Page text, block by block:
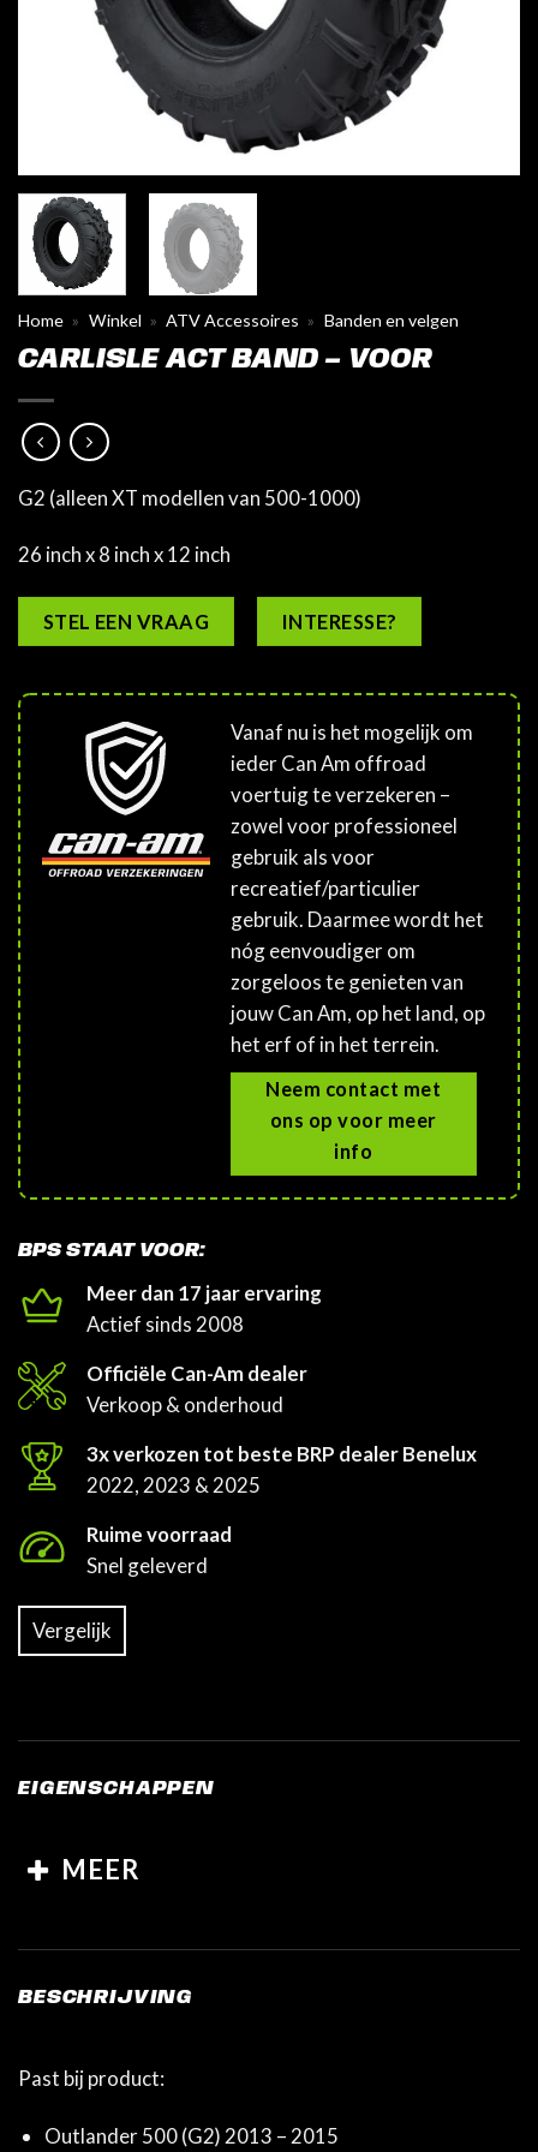
Home » Winkel » ATV Accessoires » Banden en velgen
CARLISLE ACT BAND – VOOR
G2 (alleen XT modellen van 500-1000)
26 inch x 8 inch x 12 inch
STEL EEN VRAAG INTERESSE?
Vanaf nu is het mogelijk om
ieder Can Am offroad
voertuig te verzekeren –
zowel voor professioneel
gebruik als voor
recreatief/particulier
gebruik. Daarmee wordt het
nóg eenvoudiger om
zorgeloos te genieten van
jouw Can Am, op het land, op
het erf of in het terrein.
Neem contact met
ons op voor meer
info
BPS STAAT VOOR:
Meer dan 17 jaar ervaring
Actief sinds 2008
Officiële Can-Am dealer
Verkoop & onderhoud
3x verkozen tot beste BRP dealer Benelux
2022, 2023 & 2025
Ruime voorraad
Snel geleverd
Vergelijk
EIGENSCHAPPEN
MEER
BESCHRIJVING
Past bij product:
Outlander 500 (G2) 2013 – 2015